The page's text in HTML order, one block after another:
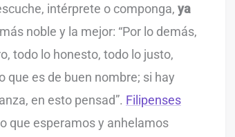
intérprete o componga, ya
noble y la mejor: “Por lo demás,
todo lo honesto, todo lo justo,
que es de buen nombre; si hay
en esto pensad”. Filipenses
que esperamos y anhelamos